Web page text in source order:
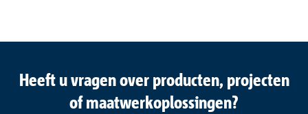
Heeft u vragen over producten, projecten
of maatwerkoplossingen?